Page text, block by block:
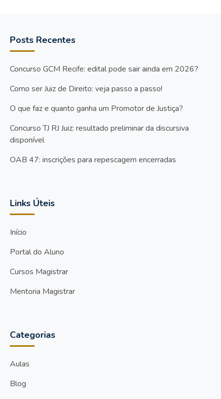
Posts Recentes
Concurso GCM Recife: edital pode sair ainda em 2026?
Como ser Juiz de Direito: veja passo a passo!
O que faz e quanto ganha um Promotor de Justiça?
Concurso TJ RJ Juiz: resultado preliminar da discursiva
disponível
OAB 47: inscrições para repescagem encerradas
Links Úteis
Início
Portal do Aluno
Cursos Magistrar
Mentoria Magistrar
Categorias
Aulas
Blog